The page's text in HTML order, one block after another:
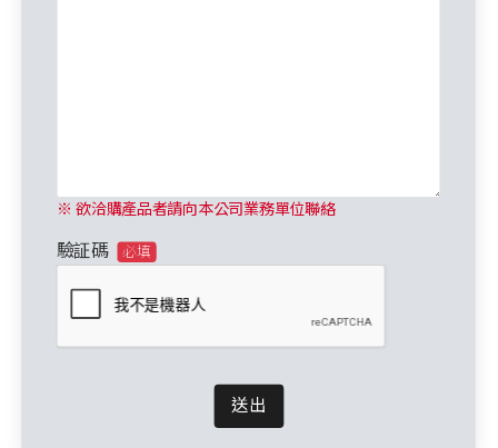
※ 欲洽購產品者請向本公司業務單位聯絡
驗証碼 必填
送出